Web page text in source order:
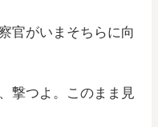
官がいまそちらに向
撃つよ。このまま見